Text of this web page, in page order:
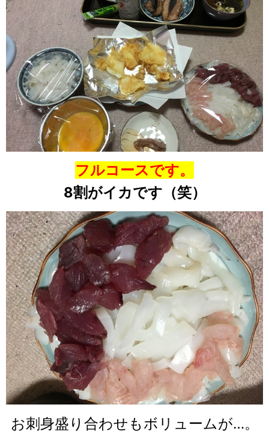
フルコースです。
8割がイカです（笑）
お刺身盛り合わせもボリュームが…。